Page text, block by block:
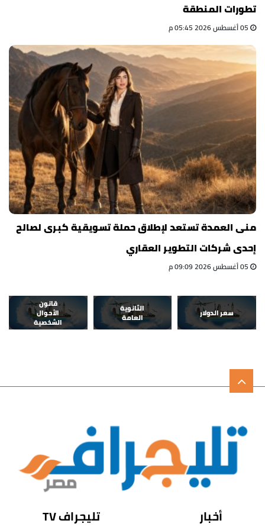
تطورات المنطقة
منى العمدة تستعد لإطلاق حملة تسويقية كبرى لصالح
إحدى شركات التطوير العقاري
سعر الدولار
الثانوية
العامة
قانون
الأحوال
الشخصية
أخبار
تليجراف TV